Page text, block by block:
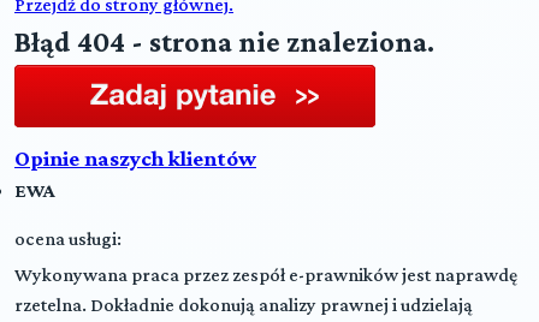
Przejdź do strony głównej.
Błąd 404 - strona nie znaleziona.
Opinie naszych klientów
EWA
ocena usługi:
Wykonywana praca przez zespół e-prawników jest naprawdę
rzetelna. Dokładnie dokonują analizy prawnej i udzielają